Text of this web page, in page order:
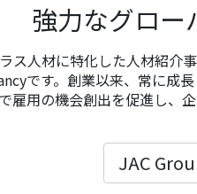
強力なグロー
ス人材に特化した人材紹介
です。創業以来、常に成
雇用の機会創出を促進し、
JAC